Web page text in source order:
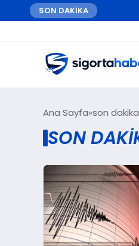
SON DAKİKA
Ana Sayfa son
SON